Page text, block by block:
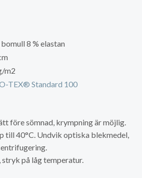
bomull 8 % elastan
m2
TEX® Standard 100
före sömnad, krympning är möjlig.
till 40°C. Undvik optiska blekmedel,
på låg temperatur.